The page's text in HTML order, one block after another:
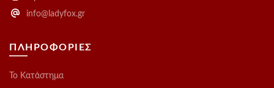
info@ladyfox.gr
ΠΛΗΡΟΦΟΡΙΕΣ
Το Kατάστημα